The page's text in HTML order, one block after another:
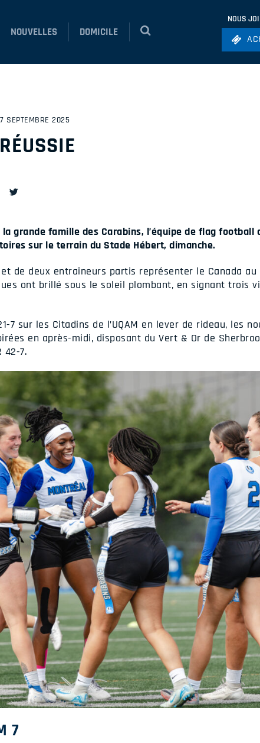
NOUVELLES DOMICILE
NOUS
SEPTEMBRE 2025
grande famille des Carabins, l’équipe de flag football
sur le terrain du Stade Hébert, dimanche.
de deux entraîneurs partis représenter le Canada au
ont brillé sous le soleil plombant, en signant trois
7 sur les Citadins de l’UQAM en lever de rideau, les
en après-midi, disposant du Vert & Or de
42-7.
7